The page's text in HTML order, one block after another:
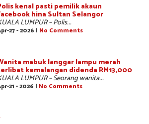
kenal pasti pemilik akaun
hina Sultan Selangor
LUMPUR – Polis...
27 - 2026 | No Comments
mabuk langgar lampu merah
kemalangan didenda RM13,000
LUMPUR – Seorang wanita...
21 - 2026 | No Comments